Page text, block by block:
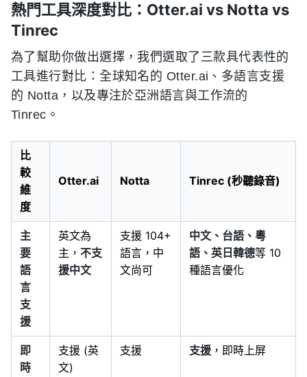
熱門工具深度對比：Otter.ai vs Notta vs
Tinrec
為了幫助你做出選擇，我們選取了三款具代表性的
工具進行對比：全球知名的 Otter.ai、多語言支援
的 Notta，以及專注於亞洲語言與工作流的
Tinrec。
比
較
維
度
Otter.ai Notta Tinrec (秒聽錄音)
主
要
語
言
支
援
英文為
主， 不支
援中文
支援 104+
語言，中
文尚可
中文、台語、粵
語、英日韓德等 10
種語言優化
即
時
支援 (英
文)
支援 支援 ，即時上屏